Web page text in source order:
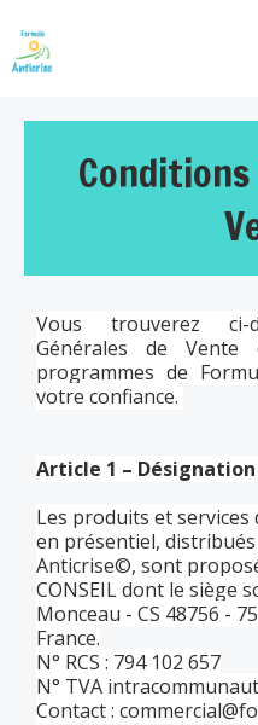
Conditions
Vous trouverez ci-
Générales de Vente
programmes de
votre confiance.
Article 1 –
Les produits et
en présentiel, distribués
Anticrise©, sont
CONSEIL dont le siège
Monceau - CS 48756 -
France.
N° RCS : 794 102 657
N° TVA
Contact :